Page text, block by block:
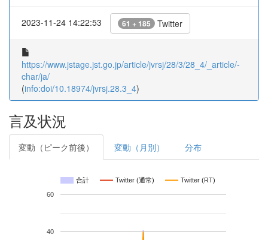
2023-11-24 14:22:53 61 + 185 Twitter
https://www.jstage.jst.go.jp/article/jvrsj/28/3/28_4/_article/-
char/ja/
(info:doi/10.18974/jvrsj.28.3_4)
言及状況
変動（ピーク前後） 変動（月別） 分布
合計 Twitter (通常) Twitter (RT)
40
60